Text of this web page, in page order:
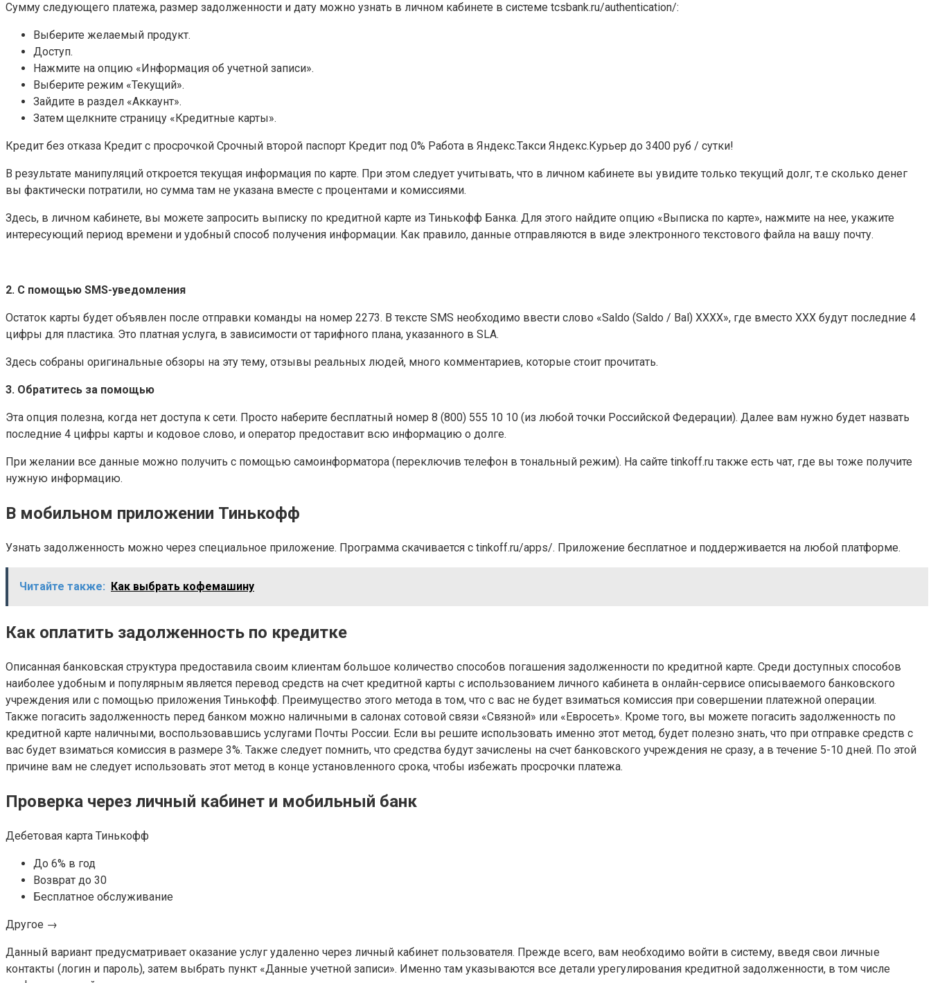
Сумму следующего платежа, размер задолженности и дату можно узнать в личном кабинете в системе tcsbank.ru/authentication/:
Выберите желаемый продукт.
Доступ.
Нажмите на опцию «Информация об учетной записи».
Выберите режим «Текущий».
Зайдите в раздел «Аккаунт».
Затем щелкните страницу «Кредитные карты».
Кредит без отказа Кредит с просрочкой Срочный второй паспорт Кредит под 0% Работа в Яндекс.Такси Яндекс.Курьер до 3400 руб / сутки!
В результате манипуляций откроется текущая информация по карте. При этом следует учитывать, что в личном кабинете вы увидите только текущий долг, т.е сколько денег
вы фактически потратили, но сумма там не указана вместе с процентами и комиссиями.
Здесь, в личном кабинете, вы можете запросить выписку по кредитной карте из Тинькофф Банка. Для этого найдите опцию «Выписка по карте», нажмите на нее, укажите
интересующий период времени и удобный способ получения информации. Как правило, данные отправляются в виде электронного текстового файла на вашу почту.
2. С помощью SMS-уведомления
Остаток карты будет объявлен после отправки команды на номер 2273. В тексте SMS необходимо ввести слово «Saldo (Saldo / Bal) XXXX», где вместо XXX будут последние 4
цифры для пластика. Это платная услуга, в зависимости от тарифного плана, указанного в SLA.
Здесь собраны оригинальные обзоры на эту тему, отзывы реальных людей, много комментариев, которые стоит прочитать.
3. Обратитесь за помощью
Эта опция полезна, когда нет доступа к сети. Просто наберите бесплатный номер 8 (800) 555 10 10 (из любой точки Российской Федерации). Далее вам нужно будет назвать
последние 4 цифры карты и кодовое слово, и оператор предоставит всю информацию о долге.
При желании все данные можно получить с помощью самоинформатора (переключив телефон в тональный режим). На сайте tinkoff.ru также есть чат, где вы тоже получите
нужную информацию.
В мобильном приложении Тинькофф
Узнать задолженность можно через специальное приложение. Программа скачивается с tinkoff.ru/apps/. Приложение бесплатное и поддерживается на любой платформе.
Читайте также: Как выбрать кофемашину
Как оплатить задолженность по кредитке
Описанная банковская структура предоставила своим клиентам большое количество способов погашения задолженности по кредитной карте. Среди доступных способов
наиболее удобным и популярным является перевод средств на счет кредитной карты с использованием личного кабинета в онлайн-сервисе описываемого банковского
учреждения или с помощью приложения Тинькофф. Преимущество этого метода в том, что с вас не будет взиматься комиссия при совершении платежной операции.
Также погасить задолженность перед банком можно наличными в салонах сотовой связи «Связной» или «Евросеть». Кроме того, вы можете погасить задолженность по
кредитной карте наличными, воспользовавшись услугами Почты России. Если вы решите использовать именно этот метод, будет полезно знать, что при отправке средств с
вас будет взиматься комиссия в размере 3%. Также следует помнить, что средства будут зачислены на счет банковского учреждения не сразу, а в течение 5-10 дней. По этой
причине вам не следует использовать этот метод в конце установленного срока, чтобы избежать просрочки платежа.
Проверка через личный кабинет и мобильный банк
Дебетовая карта Тинькофф
До 6% в год
Возврат до 30
Бесплатное обслуживание
Другое →
Данный вариант предусматривает оказание услуг удаленно через личный кабинет пользователя. Прежде всего, вам необходимо войти в систему, введя свои личные
контакты (логин и пароль), затем выбрать пункт «Данные учетной записи». Именно там указываются все детали урегулирования кредитной задолженности, в том числе